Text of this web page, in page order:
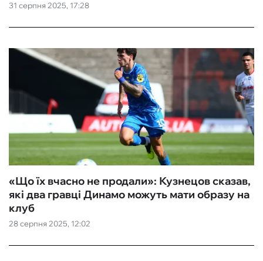
ФУТЗАЛ
ІНШІ
БУКМЕКЕРИ
31 серпня 2025, 17:28
28 серпня 2025, 12:02
«Що їх вчасно не продали»: Кузнецов сказав,
які два гравці Динамо можуть мати образу на
клуб